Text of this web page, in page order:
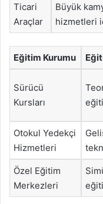
Ticari
Araçlar
Büyük
hizmetleri
Eğitim Kurumu
Sürücü
Kursları
Otokul Yedekçi
Hizmetleri
Özel Eğitim
Merkezleri